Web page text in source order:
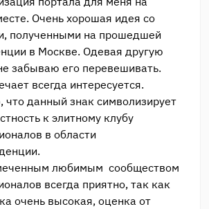
Очень хорошая идея со
полученными на прошедшей
в Москве. Одевая другую
забываю его перевешивать.
всегда интересуется.
что данный знак символизирует
к элитному клубу
в области
любимым сообществом
всегда приятно, так как
очень высокая, оценка от